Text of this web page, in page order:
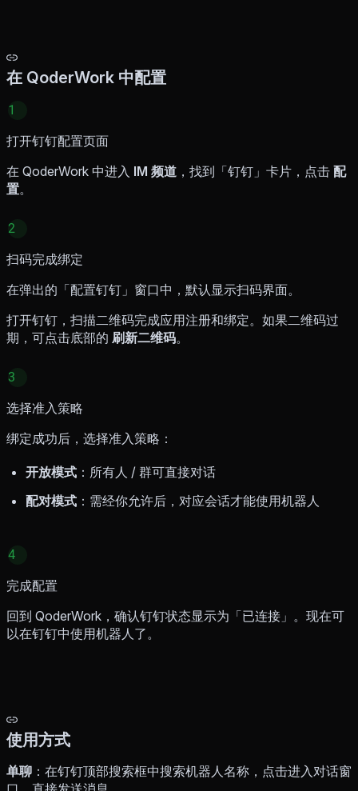
在 QoderWork 中配置
1
打开钉钉配置页面
在 QoderWork 中进入 IM 频道 ，找到「钉钉」卡片，点击 配
置。
2
扫码完成绑定
在弹出的「配置钉钉」窗口中，默认显示扫码界面。
打开钉钉，扫描二维码完成应用注册和绑定。如果二维码过
期，可点击底部的 刷新二维码。
3
选择准入策略
绑定成功后，选择准入策略：
开放模式 ：所有人 / 群可直接对话
配对模式 ：需经你允许后，对应会话才能使用机器人
4
完成配置
回到 QoderWork，确认钉钉状态显示为「已连接」。现在可
以在钉钉中使用机器人了。
使用方式
单聊 ：在钉钉顶部搜索框中搜索机器人名称，点击进入对话窗